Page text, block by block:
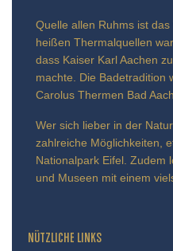
Quelle allen Ruhms ist
heißen Thermalquellen
dass Kaiser Karl Aachen
machte. Die Badetradition
Carolus Thermen Bad
Wer sich lieber in der
zahlreiche Möglichkeiten,
Nationalpark Eifel. Zudem
und Museen mit einem
NÜTZLICHE LINKS